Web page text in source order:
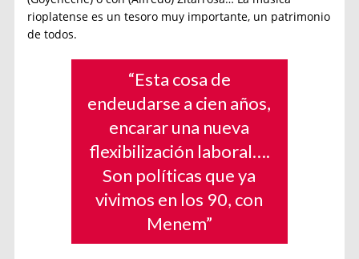
rioplatense es un tesoro muy importante, un patrimonio
de todos.
“Esta cosa de
endeudarse a cien años,
encarar una nueva
flexibilización laboral….
Son políticas que ya
vivimos en los 90, con
Menem”